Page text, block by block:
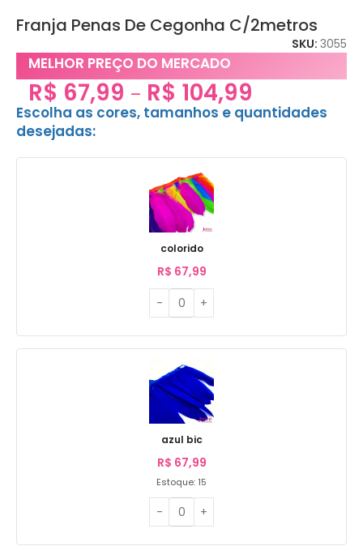
Franja Penas De Cegonha C/2metros
SKU: 3055
MELHOR PREÇO DO MERCADO
R$ 67,99 – R$ 104,99
Escolha as cores, tamanhos e quantidades
desejadas:
colorido
R$ 67,99
azul bic
R$ 67,99
Estoque: 15